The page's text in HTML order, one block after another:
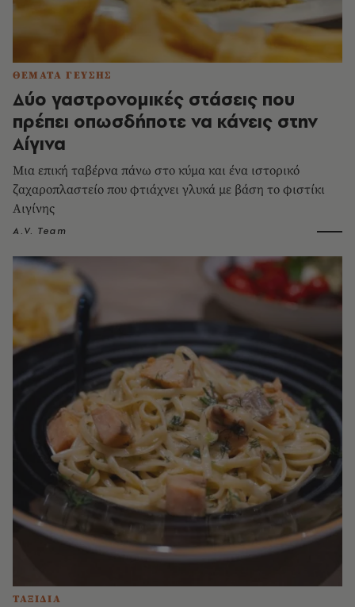
ΘΕΜΑΤΑ ΓΕΥΣΗΣ
Δύο γαστρονομικές στάσεις που
πρέπει οπωσδήποτε να κάνεις στην
Αίγινα
Μια επική ταβέρνα πάνω στο κύμα και ένα ιστορικό
ζαχαροπλαστείο που φτιάχνει γλυκά με βάση το φιστίκι
Αιγίνης
A.V. Team
ΤΑΞΙΔΙΑ